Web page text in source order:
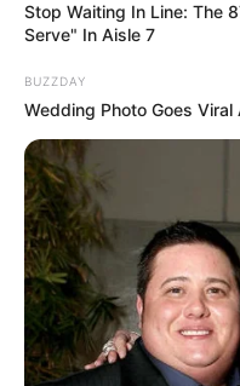
Stop Waiting In Line: The
Serve" In Aisle 7
BUZZDAY
Wedding Photo Goes